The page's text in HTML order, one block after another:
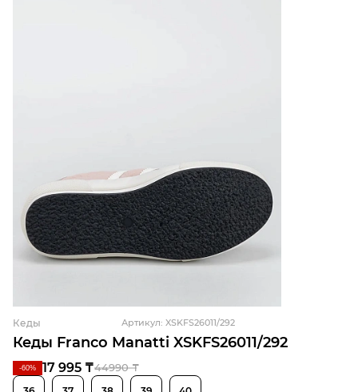
Кеды Franco Manatti XSKFS26011/292
Кеды Артикул: XSKFS26011/292
44990 ₸
17 995 ₸
-60%